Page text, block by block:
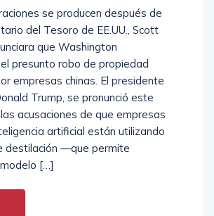
se producen después de
del Tesoro de EE.UU., Scott
que Washington
presunto robo de propiedad
empresas chinas. El presidente
Trump, se pronunció este
acusaciones de que empresas
artificial están utilizando
destilación —que permite
[…]